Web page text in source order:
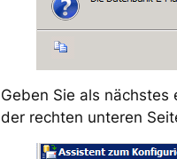
Geben Sie als
der rechten unteren